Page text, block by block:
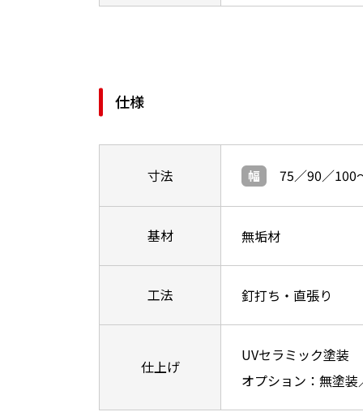
仕様
寸法 幅 75／90／100
基材 無垢材
工法 釘打ち・直張り
仕上げ
UVセラミック塗装
オプション：無塗